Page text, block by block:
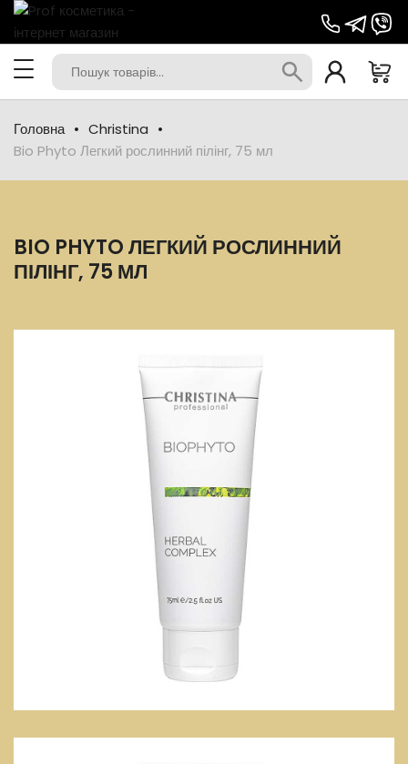
Головна
Christina
Bio Phyto Легкий рослинний пілінг, 75 мл
BIO PHYTO ЛЕГКИЙ РОСЛИННИЙ
ПІЛІНГ, 75 МЛ